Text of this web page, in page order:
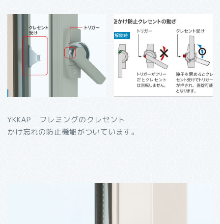
YKKAP フレミングのクレセント
かけ忘れの防止機能がついています。